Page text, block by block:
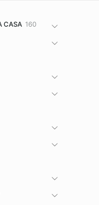
CASA 160160